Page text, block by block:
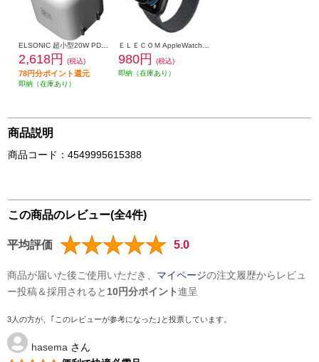
ELSONIC 超小型20W PD2.0充電器【ACアダプタ/USB-Cポート/急速充電20W/PD/プラグ折りたたみ】 ECJ-AC20PD03
2,618円 (税込)
78円分ポイント還元
即納（在庫あり）
980円
(税込)
即納（在庫あり）
商品説明
商品コード：4549995615388
この商品のレビュー(全4件)
平均評価 5.0
商品が届いた後ご使用いただき、 マイページの注文履歴からレビュ
ー投稿＆採用されると 10円分ポイント進呈
3人の方が、｢このレビューが参考になった｣と投票しています。
hasema さん